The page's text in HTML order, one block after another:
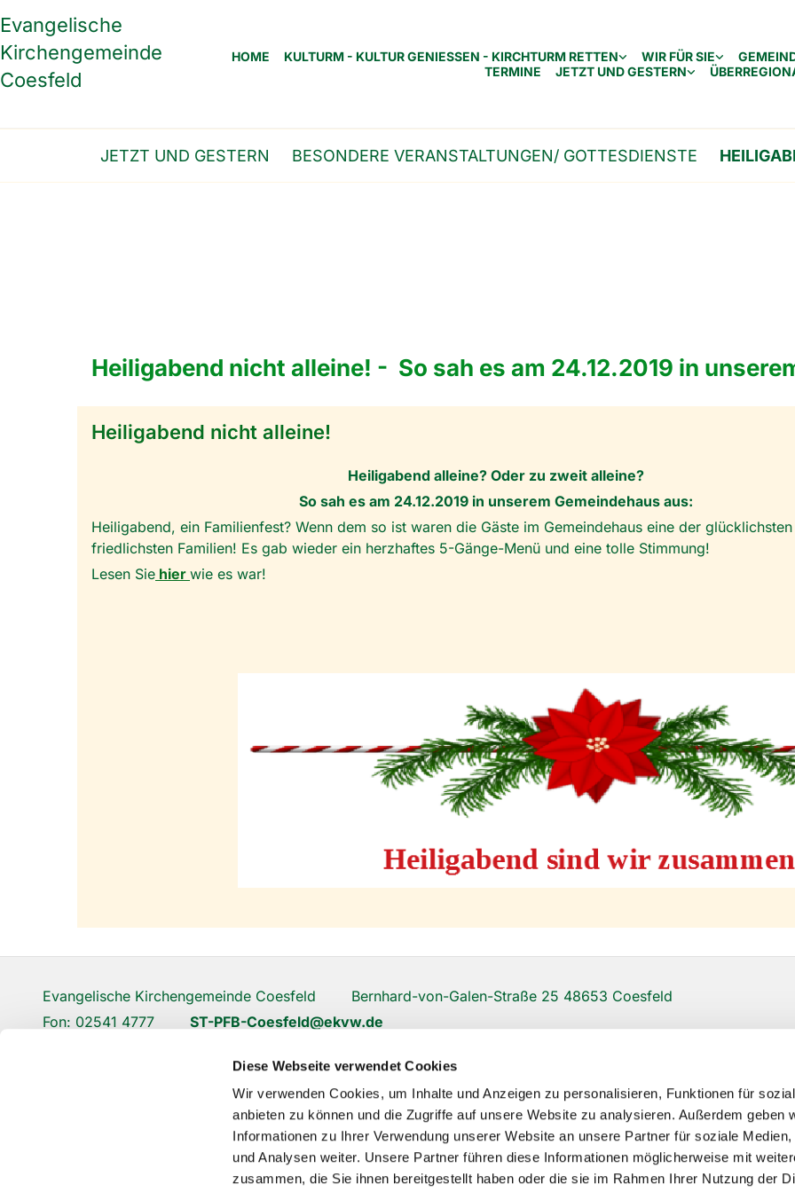
Diese Webseite verwendet Cookies
Wir verwenden Cookies, um Inhalte und Anzeigen zu personalisieren, Funktionen für
anbieten zu können und die Zugriffe auf unsere Website zu analysieren. Außerdem geben
Informationen zu Ihrer Verwendung unserer Website an unsere Partner für soziale Medien,
und Analysen weiter. Unsere Partner führen diese Informationen möglicherweise mit
zusammen, die Sie ihnen bereitgestellt haben oder die sie im Rahmen Ihrer Nutzung der
Evangelische
Kirchengemeinde
Coesfeld
HOME KULTURM - KULTUR GENIESSEN - KIRCHTURM RETTEN WIR FÜR SIE
TERMINE
JETZT UND GESTERN
JETZT UND GESTERN BESONDERE VERANSTALTUNGEN/ GOTTESDIENSTE
Heiligabend nicht alleine! - So sah es am 24.12.2019 in
Heiligabend nicht alleine!
Heiligabend alleine? Oder zu zweit alleine?
So sah es am 24.12.2019 in unserem Gemeindehaus aus:
Heiligabend, ein Familienfest? Wenn dem so ist waren die Gäste im Gemeindehaus eine der
friedlichsten Familien! Es gab wieder ein herzhaftes 5-Gänge-Menü und eine tolle Stimmung!
Lesen Sie hier wie es war!
Evangelische Kirchengemeinde Coesfeld Bernhard-von-Galen-Straße 25 48653 Coesfeld
Fon: 02541 4777 ST-PFB-Coesfeld@ekvw.de